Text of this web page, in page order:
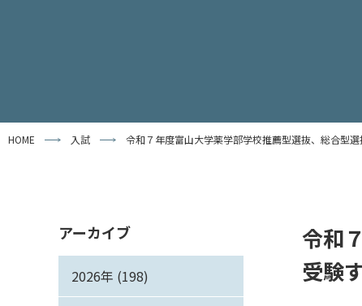
HOME 入試 令和７年度富山大学薬学部学校推薦型選抜、総合型
アーカイブ
2026年 (198)
令和
受験